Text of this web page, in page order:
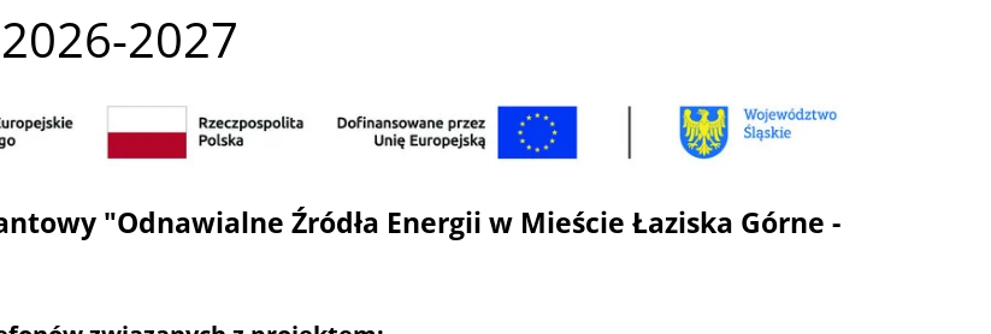
2027
"Odnawialne Źródła Energii w Mieście Łaziska Górne -